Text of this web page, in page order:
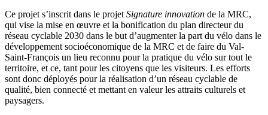
Ce projet s’inscrit dans le projet Signature innovation de la MRC,
qui vise la mise en œuvre et la bonification du plan directeur du
réseau cyclable 2030 dans le but d’augmenter la part du vélo dans le
développement socioéconomique de la MRC et de faire du Val-
Saint-François un lieu reconnu pour la pratique du vélo sur tout le
territoire, et ce, tant pour les citoyens que les visiteurs. Les efforts
sont donc déployés pour la réalisation d’un réseau cyclable de
qualité, bien connecté et mettant en valeur les attraits culturels et
paysagers.